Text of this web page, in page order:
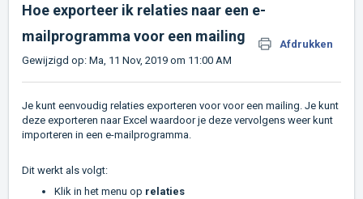
Hoe exporteer ik relaties naar een e-
mailprogramma voor een mailing
Afdrukken
Gewijzigd op: Ma, 11 Nov, 2019 om 11:00 AM
Je kunt eenvoudig relaties exporteren voor voor een mailing. Je kunt
deze exporteren naar Excel waardoor je deze vervolgens weer kunt
importeren in een e-mailprogramma.
Dit werkt als volgt:
Klik in het menu op relaties